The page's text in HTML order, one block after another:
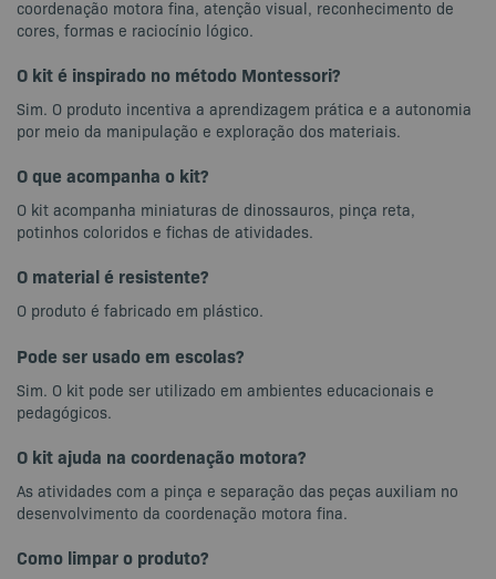
coordenação motora fina, atenção visual, reconhecimento de
cores, formas e raciocínio lógico.
O kit é inspirado no método Montessori?
Sim. O produto incentiva a aprendizagem prática e a autonomia
por meio da manipulação e exploração dos materiais.
O que acompanha o kit?
O kit acompanha miniaturas de dinossauros, pinça reta,
potinhos coloridos e fichas de atividades.
O material é resistente?
O produto é fabricado em plástico.
Pode ser usado em escolas?
Sim. O kit pode ser utilizado em ambientes educacionais e
pedagógicos.
O kit ajuda na coordenação motora?
As atividades com a pinça e separação das peças auxiliam no
desenvolvimento da coordenação motora fina.
Como limpar o produto?